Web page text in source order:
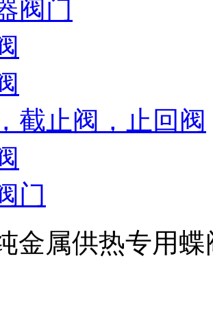
阀门
截止阀，止回阀
门
金属供热专用蝶